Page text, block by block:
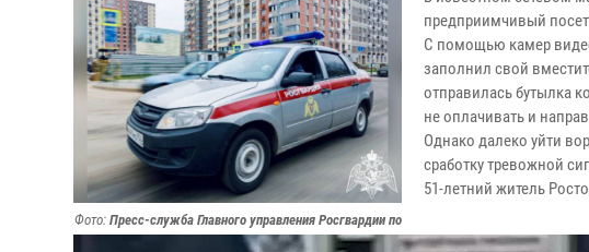
Фото: Пресс-служба Главного управления Росгвардии по
Московской области
предприимчивый
С помощью камер
заполнил свой
отправилась бутылка
не оплачивать и
Однако далеко уйти
сработку тревожной
51-летний житель